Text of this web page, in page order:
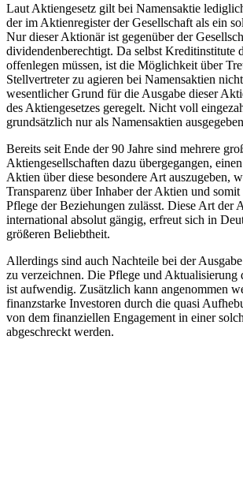
Laut Aktiengesetz gilt bei Namensaktie
der im Aktienregister der Gesellschaft als ein
Nur dieser Aktionär ist gegenüber der
dividendenberechtigt. Da selbst Kreditinstitute
offenlegen müssen, ist die Möglichkeit über
Stellvertreter zu agieren bei Namensaktien
wesentlicher Grund für die Ausgabe dieser
des Aktiengesetzes geregelt. Nicht voll
grundsätzlich nur als Namensaktien
Bereits seit Ende der 90 Jahre sind mehrere
Aktiengesellschaften dazu übergegangen,
Aktien über diese besondere Art auszugeben,
Transparenz über Inhaber der Aktien und somit
Pflege der Beziehungen zulässt. Diese Art der
international absolut gängig, erfreut sich in
größeren Beliebtheit.
Allerdings sind auch Nachteile bei der
zu verzeichnen. Die Pflege und Aktualisierung
ist aufwendig. Zusätzlich kann angenommen
finanzstarke Investoren durch die quasi
von dem finanziellen Engagement in einer
abgeschreckt werden.